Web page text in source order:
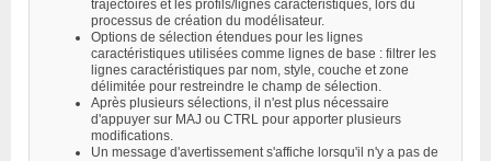
trajectoires et les profils/lignes caractéristiques, lors du
processus de création du modélisateur.
Options de sélection étendues pour les lignes
caractéristiques utilisées comme lignes de base : filtrer les
lignes caractéristiques par nom, style, couche et zone
délimitée pour restreindre le champ de sélection.
Après plusieurs sélections, il n'est plus nécessaire
d'appuyer sur MAJ ou CTRL pour apporter plusieurs
modifications.
Un message d'avertissement s'affiche lorsqu'il n'y a pas de